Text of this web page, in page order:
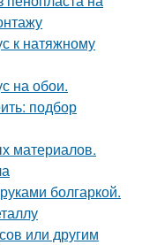
к натяжному
на обои.
подбор
материалов.
болгаркой.
или другим